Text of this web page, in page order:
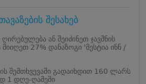
შესახებ
ან შეიძინეთ ჯავშნის
27% დანაზოგი 'მესტია ინნ /
შემთხვევაში გადაიხდით 160 ლარს
1 დღე-ღამეში